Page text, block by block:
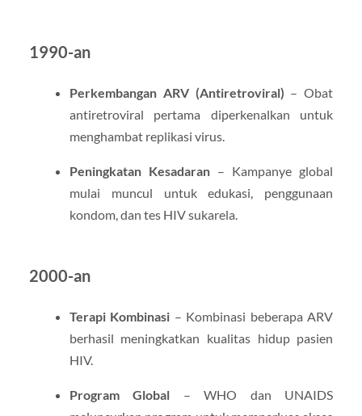
1990-an
Perkembangan ARV (Antiretroviral) – Obat
antiretroviral pertama diperkenalkan untuk
menghambat replikasi virus.
Peningkatan Kesadaran– Kampanye global
mulai muncul untuk edukasi, penggunaan
kondom, dan tes HIV sukarela.
2000-an
Terapi Kombinasi – Kombinasi beberapa ARV
berhasil meningkatkan kualitas hidup pasien
HIV.
Program Global – WHO dan UNAIDS